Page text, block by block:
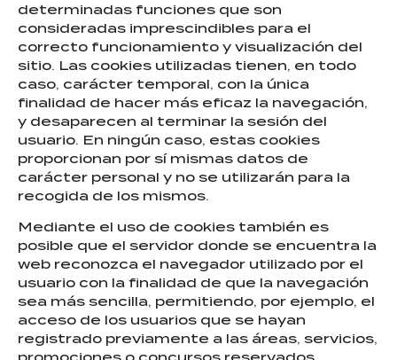
determinadas funciones que son
consideradas imprescindibles para el
correcto funcionamiento y visualización del
sitio. Las cookies utilizadas tienen, en todo
caso, carácter temporal, con la única
finalidad de hacer más eficaz la navegación,
y desaparecen al terminar la sesión del
usuario. En ningún caso, estas cookies
proporcionan por sí mismas datos de
carácter personal y no se utilizarán para la
recogida de los mismos.
Mediante el uso de cookies también es
posible que el servidor donde se encuentra la
web reconozca el navegador utilizado por el
usuario con la finalidad de que la navegación
sea más sencilla, permitiendo, por ejemplo, el
acceso de los usuarios que se hayan
registrado previamente a las áreas, servicios,